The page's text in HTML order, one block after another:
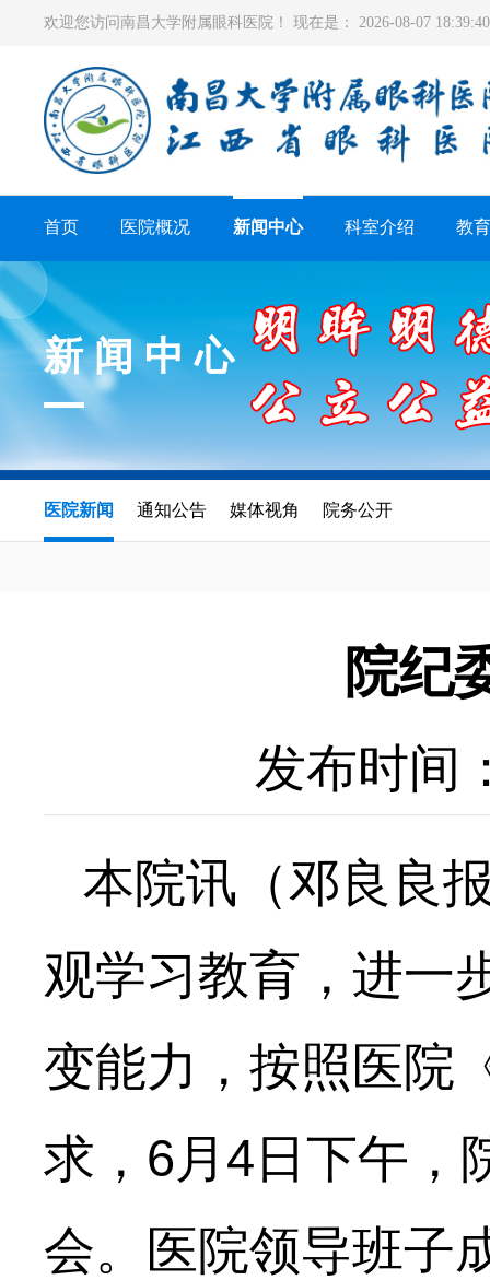
欢迎您访问南昌大学附属眼科医院！ 现在是： 2026-08-07
首页 医院概况 新闻中心 科室介绍 教
新闻中心
医院新闻 通知公告 媒体视角 院务公开
院纪
发布时间
本院讯（邓良良
观学习教育，进一
变能力，按照医院
求，6月4日下午，
会。医院领导班子